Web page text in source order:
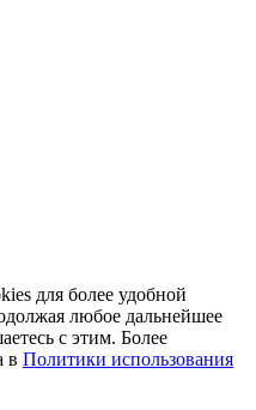
для более удобной
любое дальнейшее
с этим. Более
в Политики использования